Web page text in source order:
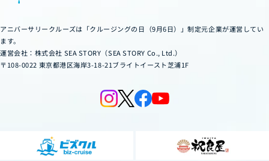
アニバーサリークルーズは「クルージングの日（9月6日）」制定元企業が運営してい
ます。
運営会社：株式会社 SEA STORY（SEA STORY Co., Ltd.）
〒108-0022 東京都港区海岸3-18-21ブライトイースト芝浦1F